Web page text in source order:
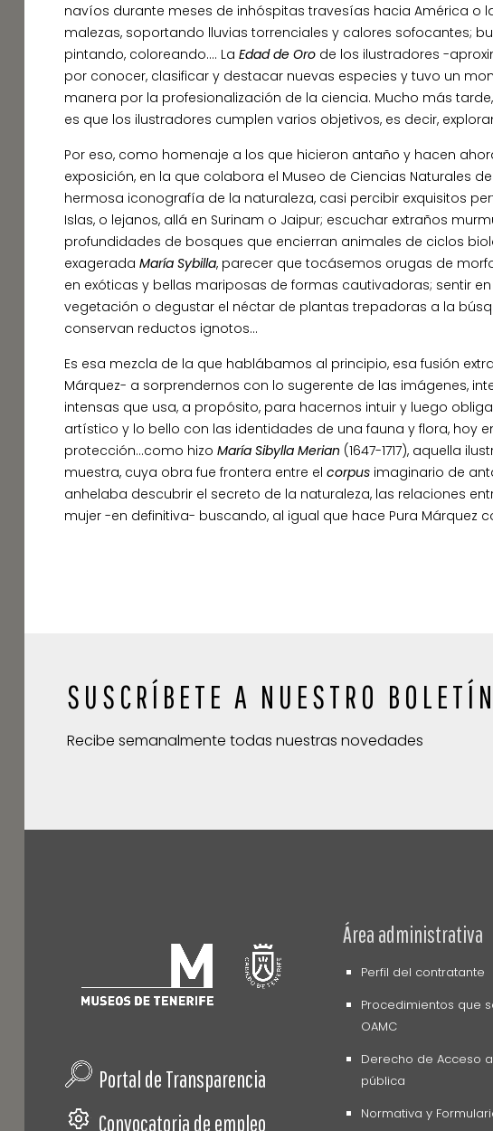
navíos durante meses de inhóspitas travesías hacia América o
malezas, soportando lluvias torrenciales y calores sofocantes;
pintando, coloreando…. LaEdad de Oro de los ilustradores -
por conocer, clasificar y destacar nuevas especies y tuvo un
manera por la profesionalización de la ciencia. Mucho más
es que los ilustradores cumplen varios objetivos, es decir,
Por eso, como homenaje a los que hicieron antaño y hacen
exposición, en la que colabora el Museo de Ciencias Naturales
hermosa iconografía de la naturaleza, casi percibir exquisitos
Islas, o lejanos, allá en Surinam o Jaipur; escuchar extraños
profundidades de bosques que encierran animales de ciclos
exageradaMaría Sybilla, parecer que tocásemos orugas de
en exóticas y bellas mariposas de formas cautivadoras; sentir
vegetación o degustar el néctar de plantas trepadoras a la
conservan reductos ignotos…
Es esa mezcla de la que hablábamos al principio, esa fusión
Márquez- a sorprendernos con lo sugerente de las imágenes,
intensas que usa, a propósito, para hacernos intuir y luego
artístico y lo bello con las identidades de una fauna y flora, hoy
protección…como hizoMaría Sibylla Merian (1647-1717), aquella
muestra, cuya obra fue frontera entre elcorpus imaginario de
anhelaba descubrir el secreto de la naturaleza, las relaciones
mujer -en definitiva- buscando, al igual que hace Pura Márquez
SUSCRÍBETE A NUESTRO BOLETÍN
Recibe semanalmente todas nuestras novedades
Portal de Transparencia
Convocatoria de empleo
Área administrativa
Perfil del contratante
Procedimientos que
OAMC
Derecho de Acceso
pública
Normativa y